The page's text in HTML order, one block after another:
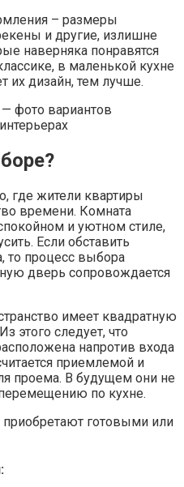
– размеры
и другие, излишне
наверняка понравятся
в маленькой кухне
их дизайн, тем лучше.
фото вариантов
где жители квартиры
времени. Комната
и уютном стиле,
Если обставить
то процесс выбора
дверь сопровождается
имеет квадратную
этого следует, что
напротив входа
приемлемой и
проема. В будущем они не
по кухне.
готовыми или